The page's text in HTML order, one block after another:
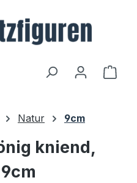
Natur 9cm
kniend,